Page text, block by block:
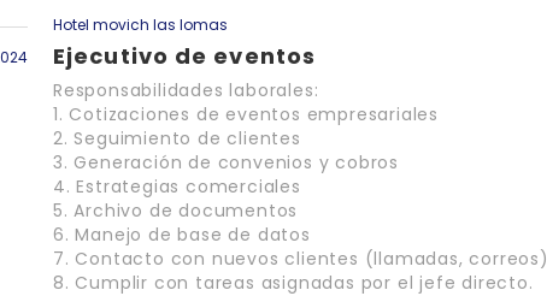
Hotel movich las lomas
Ejecutivo de eventos
Responsabilidades laborales:
1. Cotizaciones de eventos empresariales
2. Seguimiento de clientes
3. Generación de convenios y cobros
4. Estrategias comerciales
5. Archivo de documentos
6. Manejo de base de datos
7. Contacto con nuevos clientes (llamadas, correos)
8. Cumplir con tareas asignadas por el jefe directo.